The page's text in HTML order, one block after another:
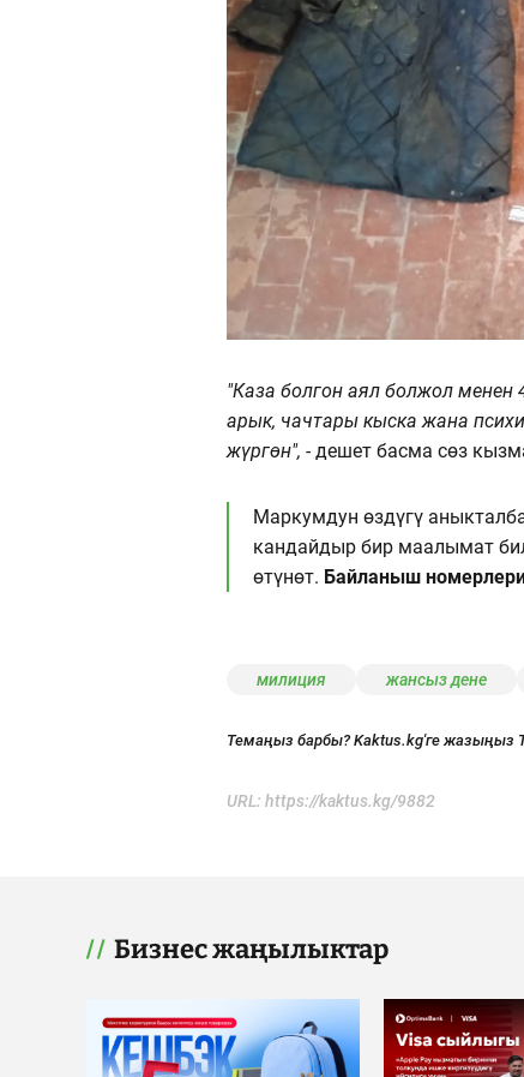
"Каза болгон аял болжол менен
арык, чачтары кыска жана
жүргөн", - дешет басма сөз
Маркумдун өздүгү
кандайдыр бир маалымат
өтүнөт. Байланыш
милиция жансыз дене
Темаңыз барбы? Kaktus.kg'ге жазыңыз
URL: https://kaktus.kg/9882
Бизнес жаңылыктар